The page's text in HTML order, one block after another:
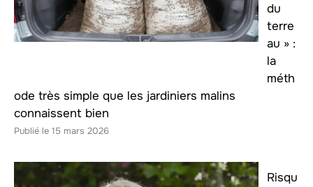
du
terre
au » :
la
méth
ode très simple que les jardiniers malins
connaissent bien
15 mars 2026
Risqu